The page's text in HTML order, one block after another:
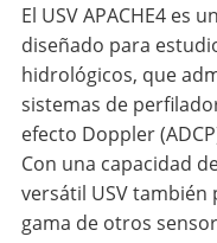
El USV APACHE4 es
diseñado para
hidrológicos, que
sistemas de
efecto Doppler
Con una capacidad
versátil USV
gama de otros